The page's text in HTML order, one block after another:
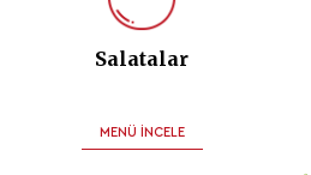
Salatalar
MENÜ İNCELE